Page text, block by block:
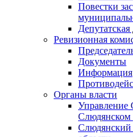
Повестки
Депутатская
Ревизионная
Документы
Информация
Органы власти
Управление
Слюдянском